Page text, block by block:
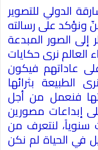
الدولي للتصوير
ونؤكد على رسالته
إلى الصور المبدعة
نرى حكايات
عاداتهم فيكون
الطبيعة بثرائها
فنعمل من أجل
إبداعات مصورين
سنوياً، لنتعرف من
في الحياة لم نكن